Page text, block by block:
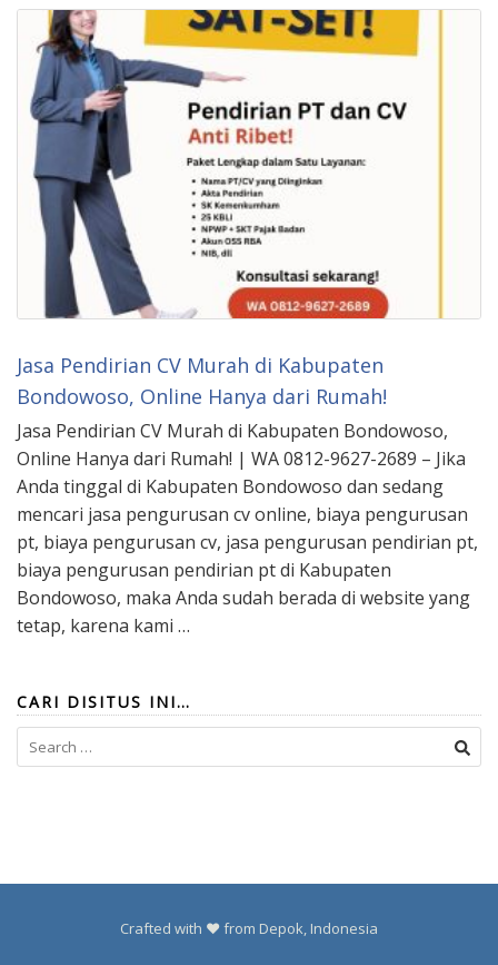
Jasa Pendirian CV Murah di Kabupaten
Bondowoso, Online Hanya dari Rumah!
Jasa Pendirian CV Murah di Kabupaten Bondowoso,
Online Hanya dari Rumah! | WA 0812-9627-2689 – Jika
Anda tinggal di Kabupaten Bondowoso dan sedang
mencari jasa pengurusan cv online, biaya pengurusan
pt, biaya pengurusan cv, jasa pengurusan pendirian pt,
biaya pengurusan pendirian pt di Kabupaten
Bondowoso, maka Anda sudah berada di website yang
tetap, karena kami …
CARI DISITUS INI…
Search
for:
Crafted with ❤️ from Depok, Indonesia